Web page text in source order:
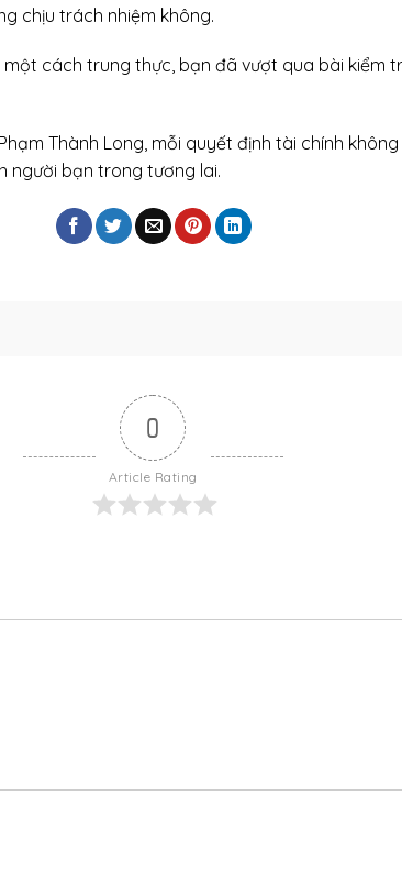
chịu trách nhiệm không.
cách trung thực, bạn đã vượt qua bài kiểm
Thành Long, mỗi quyết định tài chính
người bạn trong tương lai.
0
Article Rating